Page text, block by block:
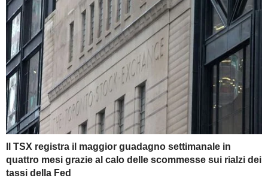
Il TSX registra il maggior guadagno settimanale in
quattro mesi grazie al calo delle scommesse sui rialzi dei
tassi della Fed